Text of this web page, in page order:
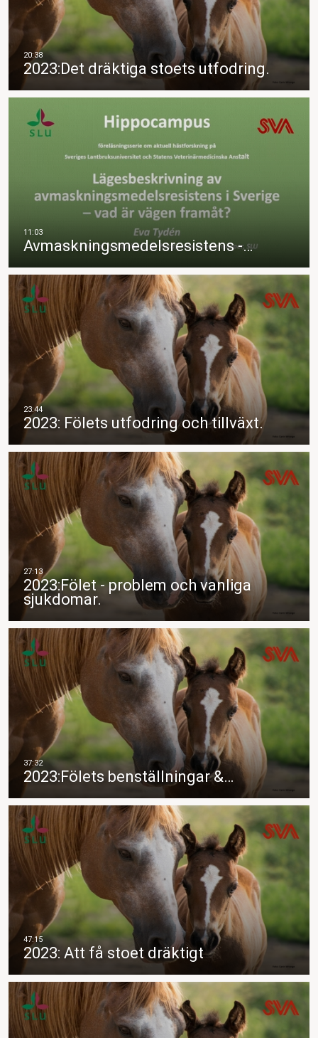
2023:Det dräktiga stoets utfodring.
Avmaskningsmedelsresistens -…
2023: Fölets utfodring och tillväxt.
2023:Fölet - problem och vanliga
sjukdomar.
2023:Fölets benställningar &…
2023: Att få stoet dräktigt